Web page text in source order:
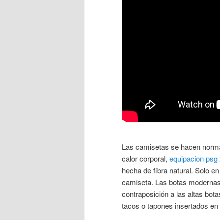
Las camisetas se hacen
calor corporal, equipacion psg
hecha de fibra natural. Solo
camiseta. Las botas
contraposición a las altas
tacos o tapones insertados